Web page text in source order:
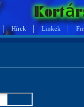
Hírek Linkek